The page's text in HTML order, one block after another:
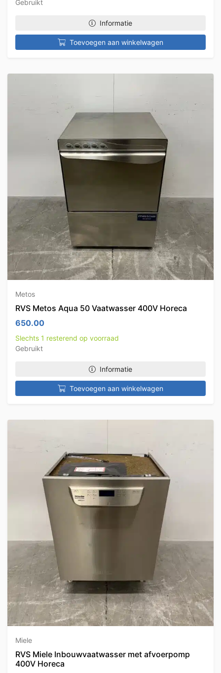
Gebruikt
Informatie
Toevoegen aan winkelwagen
Metos
RVS Metos Aqua 50 Vaatwasser 400V Horeca
650.00
Slechts 1 resterend op voorraad
Gebruikt
Informatie
Toevoegen aan winkelwagen
Miele
RVS Miele Inbouwvaatwasser met afvoerpomp
400V Horeca